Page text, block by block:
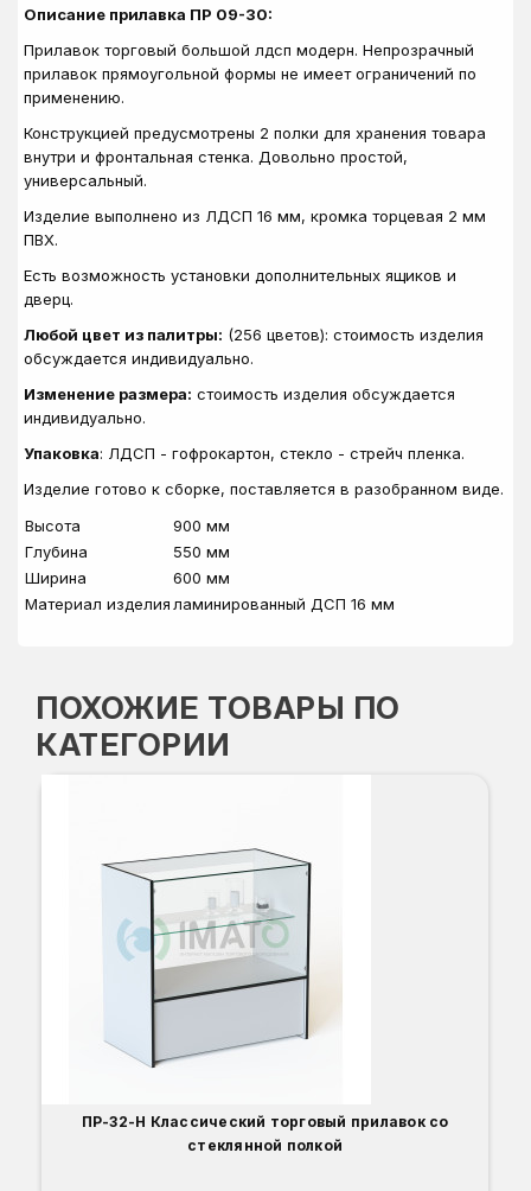
Описание прилавка ПР 09-30:
Прилавок торговый большой лдсп модерн. Непрозрачный
прилавок прямоугольной формы не имеет ограничений по
применению.
Конструкцией предусмотрены 2 полки для хранения товара
внутри и фронтальная стенка. Довольно простой,
универсальный.
Изделие выполнено из ЛДСП 16 мм, кромка торцевая 2 мм
ПВХ.
Есть возможность установки дополнительных ящиков и
дверц.
Любой цвет из палитры: (256 цветов): стоимость изделия
обсуждается индивидуально.
Изменение размера: стоимость изделия обсуждается
индивидуально.
Упаковка: ЛДСП - гофрокартон, стекло - стрейч пленка.
Изделие готово к сборке, поставляется в разобранном виде.
Высота
900 мм
Глубина
550 мм
Ширина
600 мм
Материал изделия ламинированный ДСП 16 мм
ПОХОЖИЕ ТОВАРЫ ПО
КАТЕГОРИИ
ПР-32-Н Классический торговый прилавок со
стеклянной полкой